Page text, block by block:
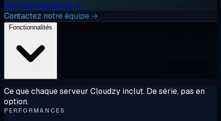
Voir les charges IA →
Contactez notre équipe →
Ce que chaque serveur Cloudzy inclut. De série, pas en
option.
PERFORMANCES